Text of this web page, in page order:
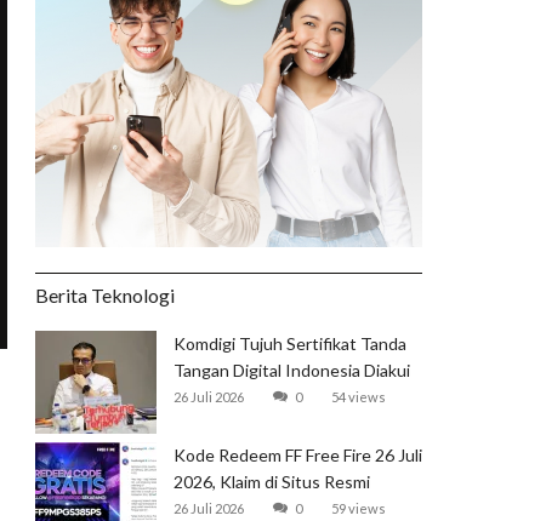
Berita Teknologi
Komdigi Tujuh Sertifikat Tanda
Tangan Digital Indonesia Diakui
Global
26 Juli 2026 0 54 views
Kode Redeem FF Free Fire 26 Juli
2026, Klaim di Situs Resmi
Garena
26 Juli 2026 0 59 views